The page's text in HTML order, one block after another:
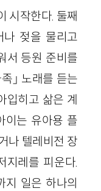
시작한다. 둘째
나 젖을 물리고
서 등원 준비를
」 노래를 듣는
입히고 삶은 계
이는 유아용 플
나 텔레비전 장
지레를 피운다.
지 일은 하나의